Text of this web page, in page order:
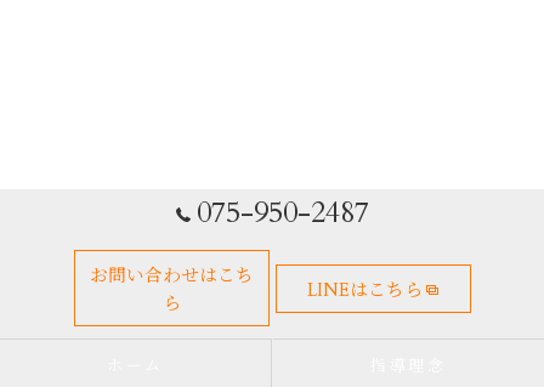
075-950-2487
お問い合わせはこち
ら
LINEはこちら